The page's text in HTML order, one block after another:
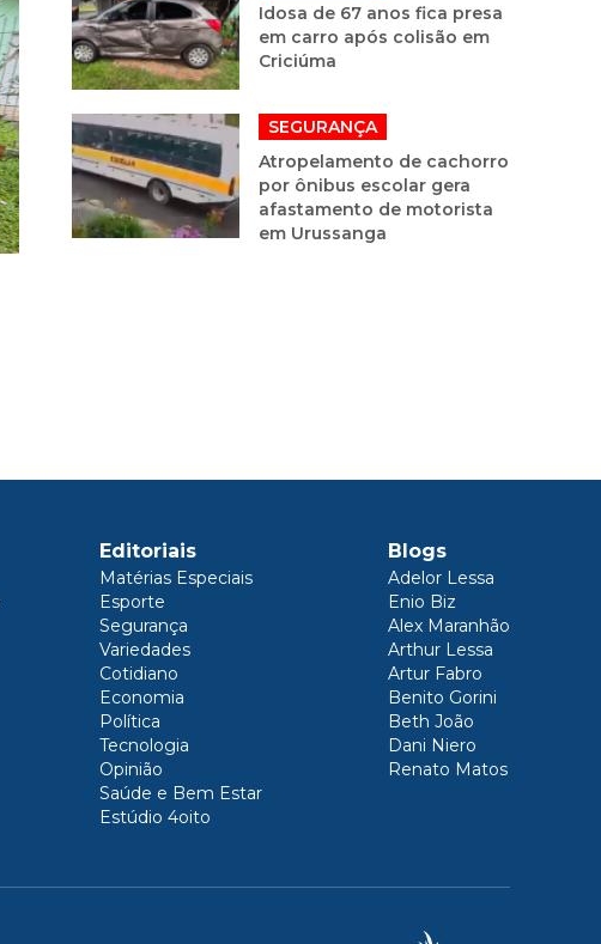
Idosa de 67 anos fica presa
em carro após colisão em
Criciúma
SEGURANÇA
Atropelamento de cachorro
por ônibus escolar gera
afastamento de motorista
em Urussanga
Editoriais
Matérias Especiais
Esporte
Segurança
Variedades
Cotidiano
Economia
Política
Tecnologia
Opinião
Saúde e Bem Estar
Estúdio 4oito
Blogs
Adelor Lessa
Enio Biz
Alex Maranhão
Arthur Lessa
Artur Fabro
Benito Gorini
Beth João
Dani Niero
Renato Matos